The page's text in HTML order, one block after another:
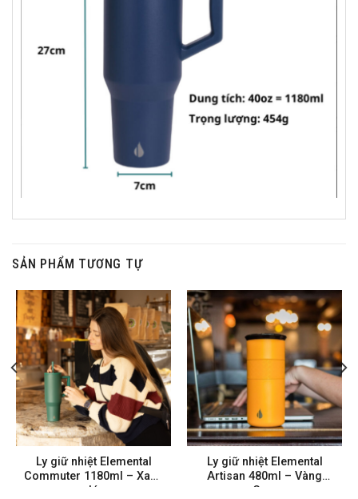
SẢN PHẨM TƯƠNG TỰ
Ly giữ nhiệt Elemental
Commuter 1180ml – Xanh
lá
Ly giữ nhiệt Elemental
Artisan 480ml – Vàng
Cam